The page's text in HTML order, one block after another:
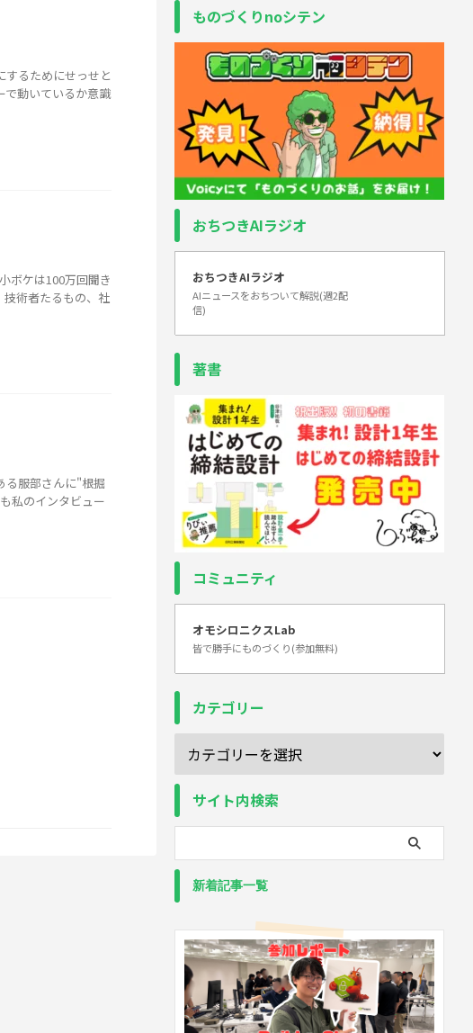
するためにせっせと
で動いているか意識
ボケは100万回聞き
術者たるもの、社
る服部さんに"根掘
私のインタビュー
ものづくりnoシテン
おちつきAIラジオ
おちつきAIラジオ
AIニュースをおちついて解説(週2配
信)
著書
コミュニティ
オモシロニクスLab
皆で勝手にものづくり(参加無料)
カテゴリー
サイト内検索
新着記事一覧